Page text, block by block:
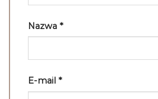
Nazwa *
E-mail *